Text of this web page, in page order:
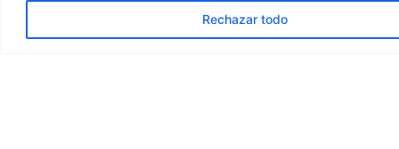
Rechazar todo
después de 2 sesiones. 100%